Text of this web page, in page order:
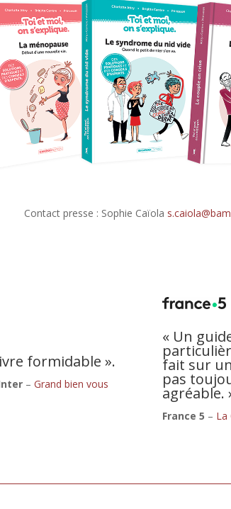
Contact presse : Sophie Caïola
formidable ».
–Grand bien vous
« Un
fait sur
pas
agréable.
France 5 – La